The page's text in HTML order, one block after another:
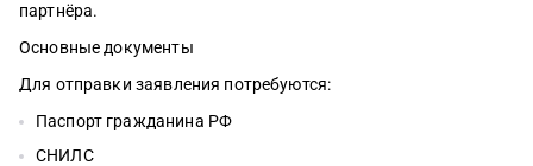
партнёра.
Основные документы
Для отправки заявления потребуются:
Паспорт гражданина РФ
СНИЛС